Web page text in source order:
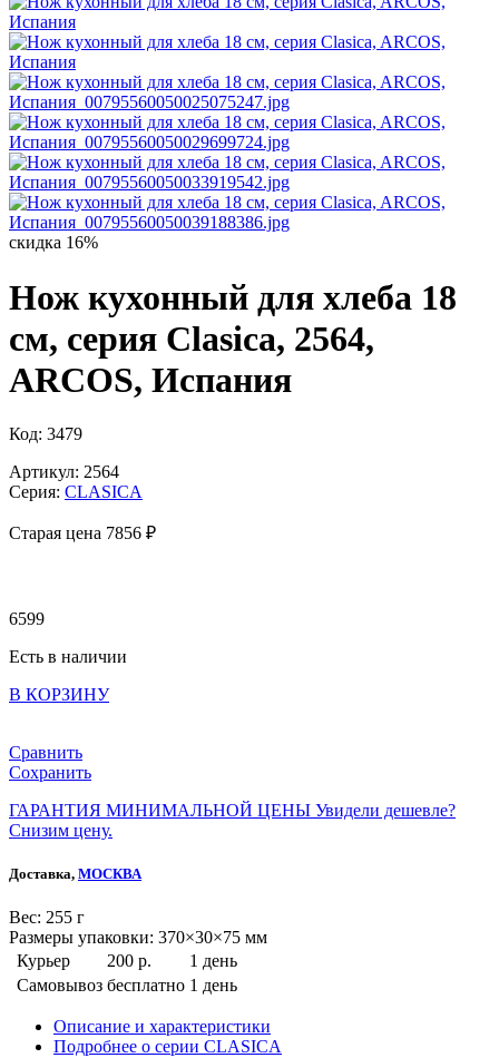
скидка 16%
Нож кухонный для хлеба 18
см, серия Clasica, 2564,
ARCOS, Испания
Код: 3479
Артикул: 2564
Серия: CLASICA
Старая цена 7856 ₽
6599
Есть в наличии
В КОРЗИНУ
Сравнить
Сохранить
ГАРАНТИЯ МИНИМАЛЬНОЙ ЦЕНЫ Увидели дешевле?
Снизим цену.
Доставка, МОСКВА
Веc: 255 г
Размеры упаковки: 370×30×75 мм
Курьер
200 р.
1 день
Самовывоз бесплатно 1 день
Описание и характеристики
Подробнее о серии CLASICA